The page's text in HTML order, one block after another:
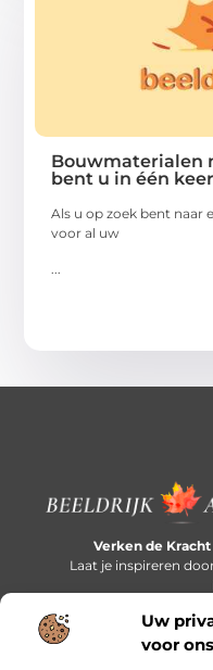
Uw
voor
Bouwmaterialen
bent u in één
Als u op zoek bent naar
voor al uw
Verken de
Laat je inspireren
Bericht categorie